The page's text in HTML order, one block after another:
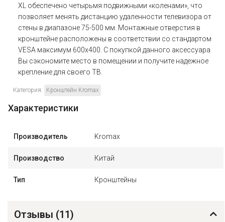
XL обеспечено четырьмя подвижными «коленами», что
позволяет менять дистанцию удаленности телевизора от
стены в диапазоне 75-500 мм. Монтажные отверстия в
кронштейне расположены в соответствии со стандартом
VESA максимум 600x400. С покупкой данного аксессуара
Вы сэкономите место в помещении и получите надежное
крепление для своего ТВ.
Категория: Кронштейн Kromax
Характеристики
Производитель Kromax
Производство Китай
Тип Кронштейны
Отзывы (11)